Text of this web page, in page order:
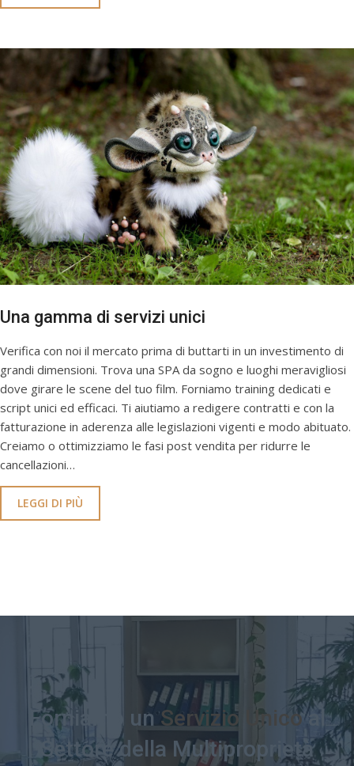
Una gamma di servizi unici
Verifica con noi il mercato prima di buttarti in un investimento di
grandi dimensioni. Trova una SPA da sogno e luoghi meravigliosi
dove girare le scene del tuo film. Forniamo training dedicati e
script unici ed efficaci. Ti aiutiamo a redigere contratti e con la
fatturazione in aderenza alle legislazioni vigenti e modo abituato.
Creiamo o ottimizziamo le fasi post vendita per ridurre le
cancellazioni…
LEGGI DI PIÙ
Forniamo unServizio Unicoal
Settore della Multiproprietà